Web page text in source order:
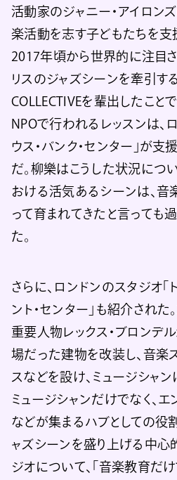
活動家のジャニー・アイロン
楽活動を志す子どもたちを支
2017年頃から世界的に注目
リスのジャズシーンを牽引す
COLLECTIVEを輩出したこと
NPOで行われるレッスンは、
ウス・バンク・センター」が支
だ。柳樂はこうした状況につ
おける活気あるシーンは、音
って育まれてきたと言っても
た。
さらに、ロンドンのスタジオ「
ント・センター」も紹介され
重要人物レックス・ブロンデ
場だった建物を改装し、音楽
スなどを設け、ミュージシャ
ミュージシャンだけでなく、
などが集まるハブとしての役
ャズシーンを盛り上げる中心
ジオについて、「音楽教育だ